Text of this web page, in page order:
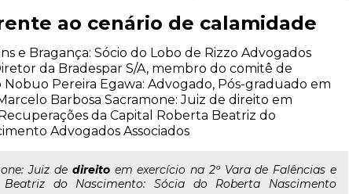
ao cenário de calamidade
e Bragança: Sócio do Lobo de Rizzo Advogados
da Bradespar S/A, membro do comitê de
Pereira Egawa: Advogado, Pós-graduado em
Barbosa Sacramone: Juiz de direito em
da Capital Roberta Beatriz do
Advogados Associados
Juiz de direitoem exercício na 2º Vara de Falências e
do Nascimento: Sócia do Roberta Nascimento